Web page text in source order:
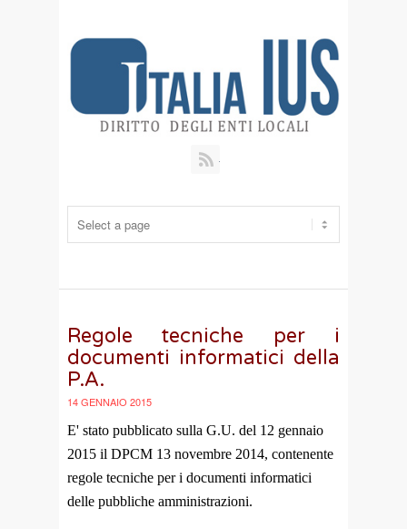
Regole tecniche per i
documenti informatici della
P.A.
14 GENNAIO 2015
E' stato pubblicato sulla G.U. del 12 gennaio
2015 il DPCM 13 novembre 2014, contenente
regole tecniche per i documenti informatici
delle pubbliche amministrazioni.